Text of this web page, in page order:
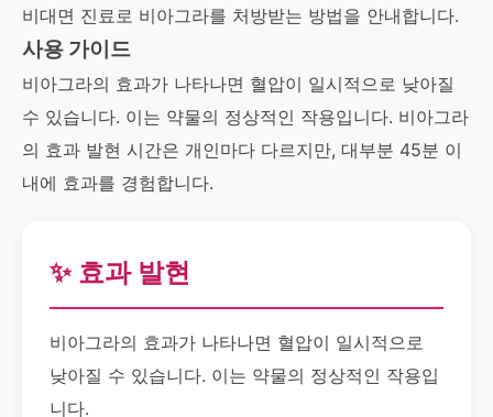
비대면 진료로 비아그라를 처방받는 방법을 안내합니다.
사용 가이드
비아그라의 효과가 나타나면 혈압이 일시적으로 낮아질
수 있습니다. 이는 약물의 정상적인 작용입니다. 비아그라
의 효과 발현 시간은 개인마다 다르지만, 대부분 45분 이
내에 효과를 경험합니다.
✨ 효과 발현
비아그라의 효과가 나타나면 혈압이 일시적으로
낮아질 수 있습니다. 이는 약물의 정상적인 작용입
니다.